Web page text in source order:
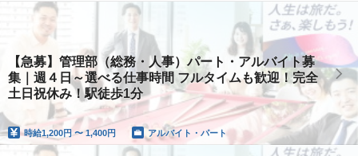
【急募】管理部（総務・人事）パート・アルバイト募
集｜週４日～選べる仕事時間 フルタイムも歓迎！完全
土日祝休み！駅徒歩1分
時給1,200円 〜 1,400円 アルバイト・パート